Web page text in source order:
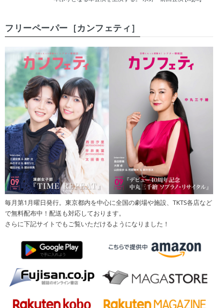
フリーペーパー［カンフェティ］
毎月第1月曜日発行。東京都内を中心に全国の劇場や施設、TKTS各店など
で無料配布中！配送も対応しております。
さらに下記サイトでもご覧いただけるようになりました！